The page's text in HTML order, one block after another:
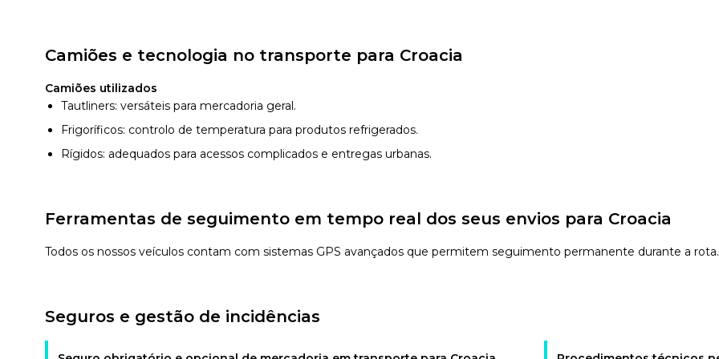
Camiões e tecnologia no transporte para Croacia
Camiões utilizados
Tautliners: versáteis para mercadoria geral.
Frigoríficos: controlo de temperatura para produtos refrigerados.
Rígidos: adequados para acessos complicados e entregas urbanas.
Ferramentas de seguimento em tempo real dos seus envios para Croacia
Todos os nossos veículos contam com sistemas GPS avançados que permitem seguimento permanente durante a rota.
Seguros e gestão de incidências